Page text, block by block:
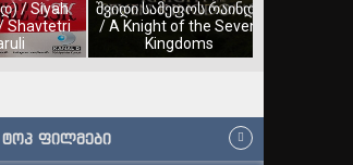
/ Siyah
Shavtetri
შვიდი სამეფოს რაინდი
/ A Knight of the Seven
Kingdoms
ᲢᲝᲞ ᲤᲘᲚᲛᲔᲑᲘ